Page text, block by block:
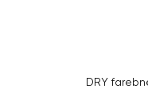
DRY